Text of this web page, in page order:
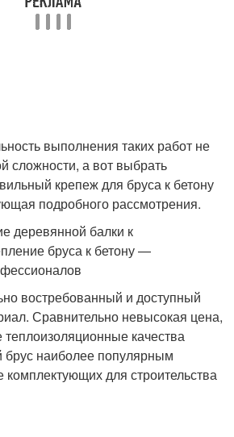
выполнения таких работ не
сложности, а вот выбрать
крепеж для бруса к бетону
подробного рассмотрения.
востребованный и доступный
Сравнительно невысокая цена,
качества
наиболее популярным
для строительства